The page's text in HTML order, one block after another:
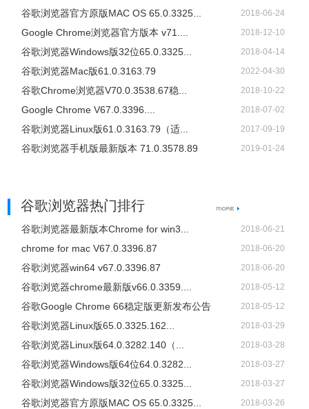
谷歌浏览器官方原版MAC OS 65.0.3325... 2018-06-24
Google Chrome浏览器官方版本 v71.... 2018-12-10
谷歌浏览器Windows版32位65.0.3325... 2018-04-14
谷歌浏览器Mac版61.0.3163.79 2022-04-30
谷歌Chrome浏览器V70.0.3538.67稳... 2018-10-22
Google Chrome V67.0.3396.... 2018-07-02
谷歌浏览器Linux版61.0.3163.79（适... 2017-09-19
谷歌浏览器手机版最新版本 71.0.3578.89 2019-01-24
谷歌浏览器热门排行
谷歌浏览器最新版本Chrome for win3... 2018-06-21
chrome for mac V67.0.3396.87 2018-06-20
谷歌浏览器win64 v67.0.3396.87 2018-06-20
谷歌浏览器chrome最新版v66.0.3359.... 2018-05-12
谷歌Google Chrome 66稳定版更新发布公告 2018-05-12
谷歌浏览器Linux版65.0.3325.162... 2018-03-29
谷歌浏览器Linux版64.0.3282.140（... 2018-03-28
谷歌浏览器Windows版64位64.0.3282... 2018-03-27
谷歌浏览器Windows版32位65.0.3325... 2018-03-27
谷歌浏览器官方原版MAC OS 65.0.3325... 2018-03-26